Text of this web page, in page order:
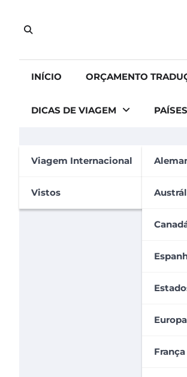
content
INÍCIO ORÇAMENTO
DICAS DE VIAGEM
Viagem Internacional
Vistos
PAÍSES
Europa
França
CNH
Carolina Carvalho 20 de outubro